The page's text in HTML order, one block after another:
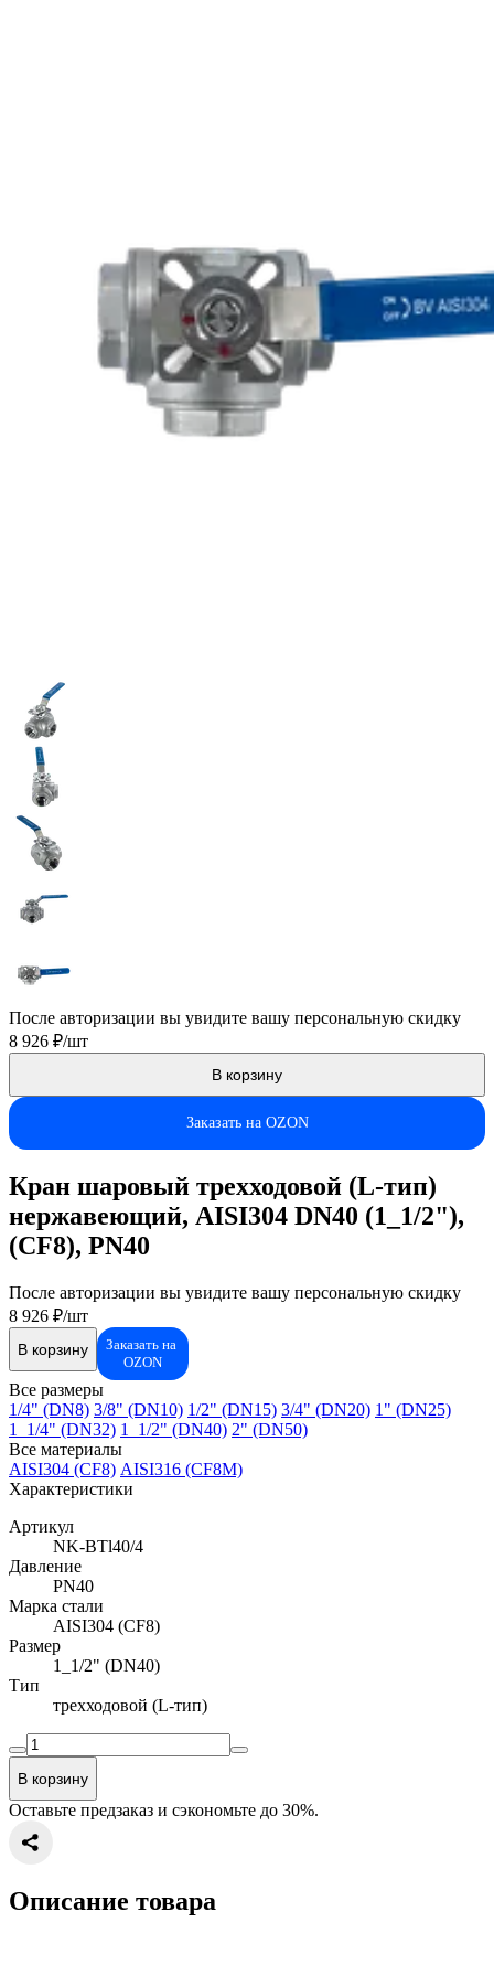
После авторизации вы увидите вашу персональную скидку
8 926 ₽/шт
В корзину
Заказать на OZON
Кран шаровый трехходовой (L-тип)
нержавеющий, AISI304 DN40 (1_1/2"),
(CF8), PN40
После авторизации вы увидите вашу персональную скидку
8 926 ₽/шт
В корзину
Заказать на
OZON
Все размеры
1/4" (DN8) 3/8" (DN10) 1/2" (DN15) 3/4" (DN20) 1" (DN25)
1_1/4" (DN32) 1_1/2" (DN40) 2" (DN50)
Все материалы
AISI304 (CF8) AISI316 (CF8M)
Характеристики
Артикул
NK-BTl40/4
Давление
PN40
Марка стали
AISI304 (CF8)
Размер
1_1/2" (DN40)
Тип
трехходовой (L-тип)
В корзину
Оставьте предзаказ и сэкономьте до 30%.
Описание товара